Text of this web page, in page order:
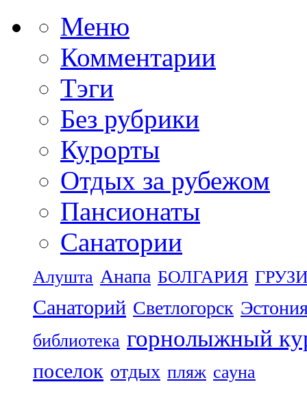
Меню
Комментарии
Тэги
Без рубрики
Курорты
Отдых за рубежом
Пансионаты
Санатории
Алушта Анапа БОЛГАРИЯ
Санаторий Светлогорск
библиотека горнолыжный
поселок отдых пляж сауна